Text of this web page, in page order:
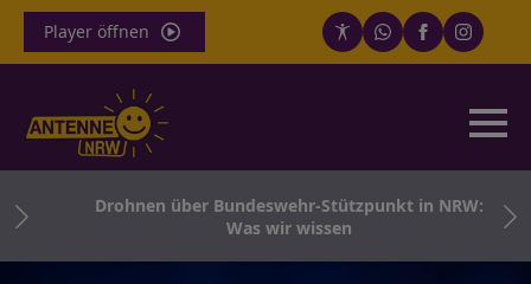
Player öffnen
Drohnen über Bundeswehr-Stützpunkt in NRW:
Was wir wissen